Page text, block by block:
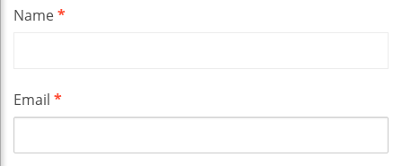
Name*
Email *